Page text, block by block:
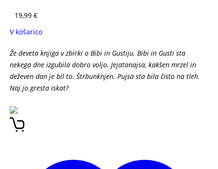
19,99 €
V košarico
Že deveta knjiga v zbirki o Bibi in Gustiju. Bibi in Gusti sta
nekega dne izgubila dobro voljo. Jejatanajsa, kakšen mrzel in
deževen dan je bil to. Štrbunknjen. Pujsa sta bila čisto na tleh.
Naj jo gresta iskat?